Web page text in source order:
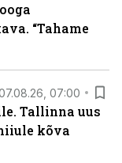
“Tahame
07:00
Tallinna uus
kõva